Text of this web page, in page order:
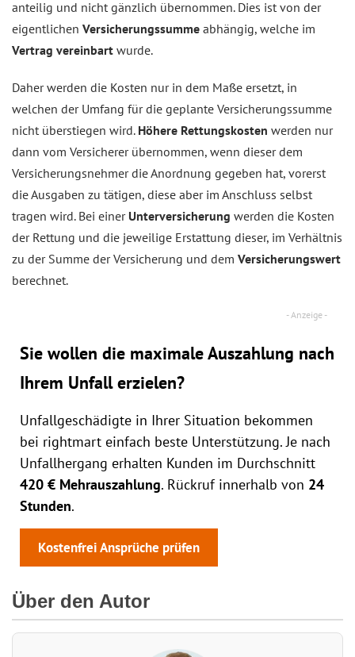
anteilig und nicht gänzlich übernommen. Dies ist von der
eigentlichen Versicherungssumme abhängig, welche im
Vertrag vereinbart wurde.
Daher werden die Kosten nur in dem Maße ersetzt, in
welchen der Umfang für die geplante Versicherungssumme
nicht überstiegen wird. Höhere Rettungskosten werden nur
dann vom Versicherer übernommen, wenn dieser dem
Versicherungsnehmer die Anordnung gegeben hat, vorerst
die Ausgaben zu tätigen, diese aber im Anschluss selbst
tragen wird. Bei einer Unterversicherung werden die Kosten
der Rettung und die jeweilige Erstattung dieser, im Verhältnis
zu der Summe der Versicherung und dem Versicherungswert
berechnet.
Sie wollen die maximale Auszahlung nach
Ihrem Unfall erzielen?
Unfallgeschädigte in Ihrer Situation bekommen
bei rightmart einfach beste Unterstützung. Je nach
Unfallhergang erhalten Kunden im Durchschnitt
420 € Mehrauszahlung. Rückruf innerhalb von 24
Stunden.
Kostenfrei Ansprüche prüfen
Über den Autor